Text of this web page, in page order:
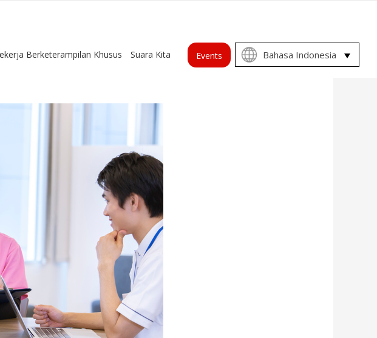
Berketerampilan Khusus Suara Kita Events
Choose Bahasa Indonesia